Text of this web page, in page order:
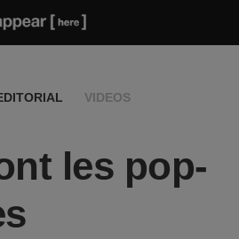
VIDEOS
les pop-